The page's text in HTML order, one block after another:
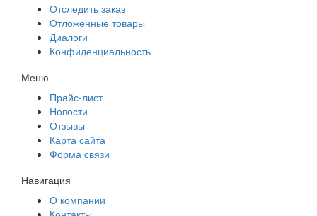
Отследить заказ
Отложенные товары
Диалоги
Конфиденциальность
Меню
Прайс-лист
Новости
Отзывы
Карта сайта
Форма связи
Навигация
О компании